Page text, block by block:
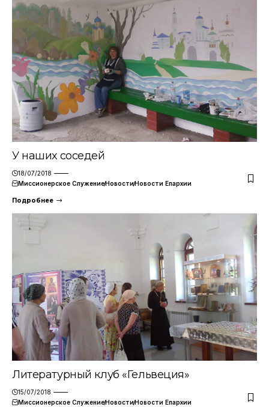
У наших соседей
18/07/2018
Миссионерское СлужениеНовостиНовости Епархии
Подробнее
Литературный клуб «Гельвеция»
15/07/2018
Миссионерское СлужениеНовостиНовости Епархии